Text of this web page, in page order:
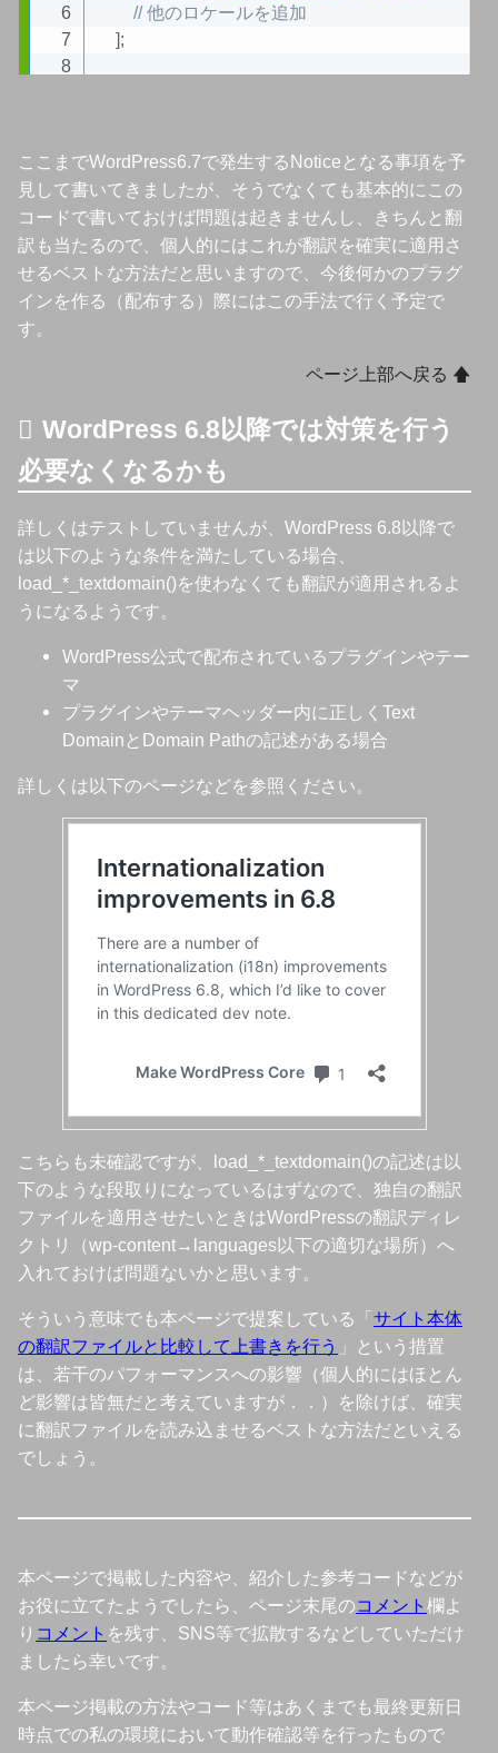
// 他のロケールを追加
];
if (file_exists $file_path) ) {
unlink($file_path ;
}
}
__FILE__
ここまでWordPress6.7で発生するNoticeとなる事項を予
見して書いてきましたが、そうでなくても基本的にこの
コードで書いておけば問題は起きませんし、きちんと翻
訳も当たるので、個人的にはこれが翻訳を確実に適用さ
せるベストな方法だと思いますので、今後何かのプラグ
インを作る（配布する）際にはこの手法で行く予定で
す。
ページ上部へ戻る 🡅
WordPress 6.8以降では対策を行う
必要なくなるかも
詳しくはテストしていませんが、WordPress 6.8以降で
は以下のような条件を満たしている場合、
load_*_textdomain()を使わなくても翻訳が適用されるよ
うになるようです。
WordPress公式で配布されているプラグインやテー
マ
プラグインやテーマヘッダー内に正しくText
DomainとDomain Pathの記述がある場合
詳しくは以下のページなどを参照ください。
こちらも未確認ですが、load_*_textdomain()の記述は以
下のような段取りになっているはずなので、独自の翻訳
ファイルを適用させたいときはWordPressの翻訳ディレ
クトリ（wp-content→languages以下の適切な場所）へ
入れておけば問題ないかと思います。
そういう意味でも本ページで提案している「 サイト本体
の翻訳ファイルと比較して上書きを行う 」という措置
は、若干のパフォーマンスへの影響（個人的にはほとん
ど影響は皆無だと考えていますが．．）を除けば、確実
に翻訳ファイルを読み込ませるベストな方法だといえる
でしょう。
本ページで掲載した内容や、紹介した参考コードなどが
お役に立てたようでしたら、ページ末尾のコメント 欄よ
り コメント を残す、SNS等で拡散するなどしていただけ
ましたら幸いです。
本ページ掲載の方法やコード等はあくまでも最終更新日
時点での私の環境において動作確認等を行ったもので